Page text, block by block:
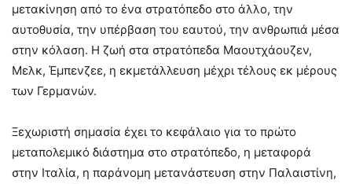
μετακίνηση από το ένα στρατόπεδο στο άλλο, την
αυτοθυσία, την υπέρβαση του εαυτού, την ανθρωπιά μέσα
στην κόλαση. Η ζωή στα στρατόπεδα Μαουτχάουζεν,
Μελκ, Έμπενζεε, η εκμετάλλευση μέχρι τέλους εκ μέρους
των Γερμανών.
Ξεχωριστή σημασία έχει το κεφάλαιο για το πρώτο
μεταπολεμικό διάστημα στο στρατόπεδο, η μεταφορά
στην Ιταλία, η παράνομη μετανάστευση στην Παλαιστίνη,